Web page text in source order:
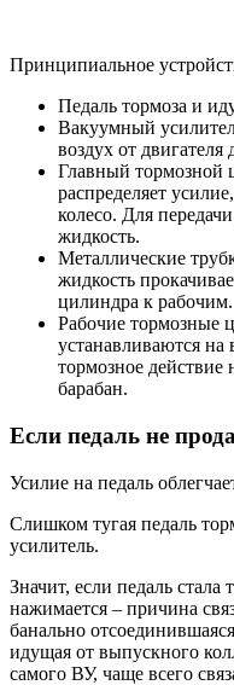
Принципиальное
Педаль тормоза и
Вакуумный
воздух от двигателя
Главный тормозной
распределяет
колесо. Для
жидкость.
Металлические
жидкость
цилиндра к рабочим.
Рабочие тормозные
устанавливаются на
тормозное
барабан.
Если педаль не
Усилие на педаль
Слишком тугая педаль
усилитель.
Значит, если педаль
нажимается – причина
банально
идущая от выпускного
самого ВУ, чаще всего